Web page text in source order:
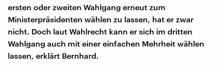
ersten oder zweiten Wahlgang erneut zum
Ministerpräsidenten wählen zu lassen, hat er zwar
nicht. Doch laut Wahlrecht kann er sich im dritten
Wahlgang auch mit einer einfachen Mehrheit wählen
lassen, erklärt Bernhard.